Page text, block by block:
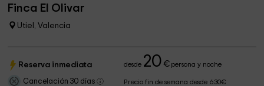
Finca El Olivar
Utiel, Valencia
Reserva inmediata desde 20 €persona y noche
Cancelación 30 días Precio fin de semana desde 630€